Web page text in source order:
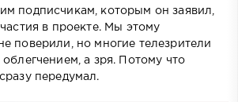
подписчикам, которым он заявил,
в проекте. Мы этому
поверили, но многие телезрители
облегчением, а зря. Потому что
передумал.